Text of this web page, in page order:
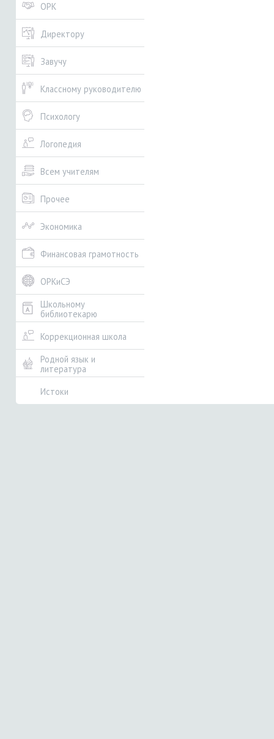
ОРК
Директору
Завучу
Классному руководителю
Психологу
Логопедия
Всем учителям
Прочее
Экономика
Финансовая грамотность
ОРКиСЭ
Школьному
библиотекарю
Коррекционная школа
Родной язык и
литература
Истоки